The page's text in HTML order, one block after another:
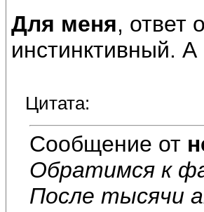
Для меня, ответ
инстинктивный.
Цитата:
Сообщение от
Обратимся к
После тысячи